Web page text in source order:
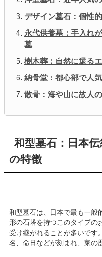
デザイン墓石：個性
永代供養墓：手入れ
墓
樹木葬：自然に還る
納骨堂：都心部で人
散骨：海や山に故人
和型墓石：日本伝統の代表的な形状とそ
の特徴
和型墓石は、日本で最も一般
形の石塔を持つこのタイプの
受け継がれることが多いです
名、命日などが刻まれ、家の